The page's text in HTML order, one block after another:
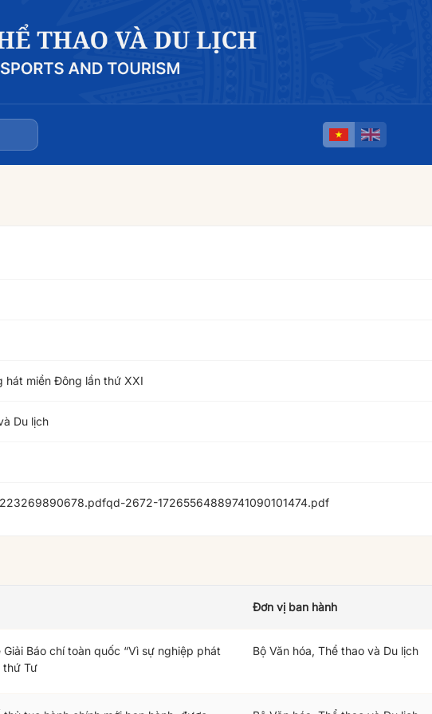
hát miền Đông lần thứ XXI
Du lịch
qd-2672-17265564889741090101474.pdf
Đơn vị ban hành
Báo chí toàn quốc “Vì sự nghiệp phát
thứ Tư
Bộ Văn hóa, Thể thao và Du lịch